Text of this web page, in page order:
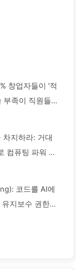
창업자들이 '적
부족이 직원들
차지하라: 거대
컴퓨팅 파워 확
를 천천히 배
코드를 AI에
지보수 권한도